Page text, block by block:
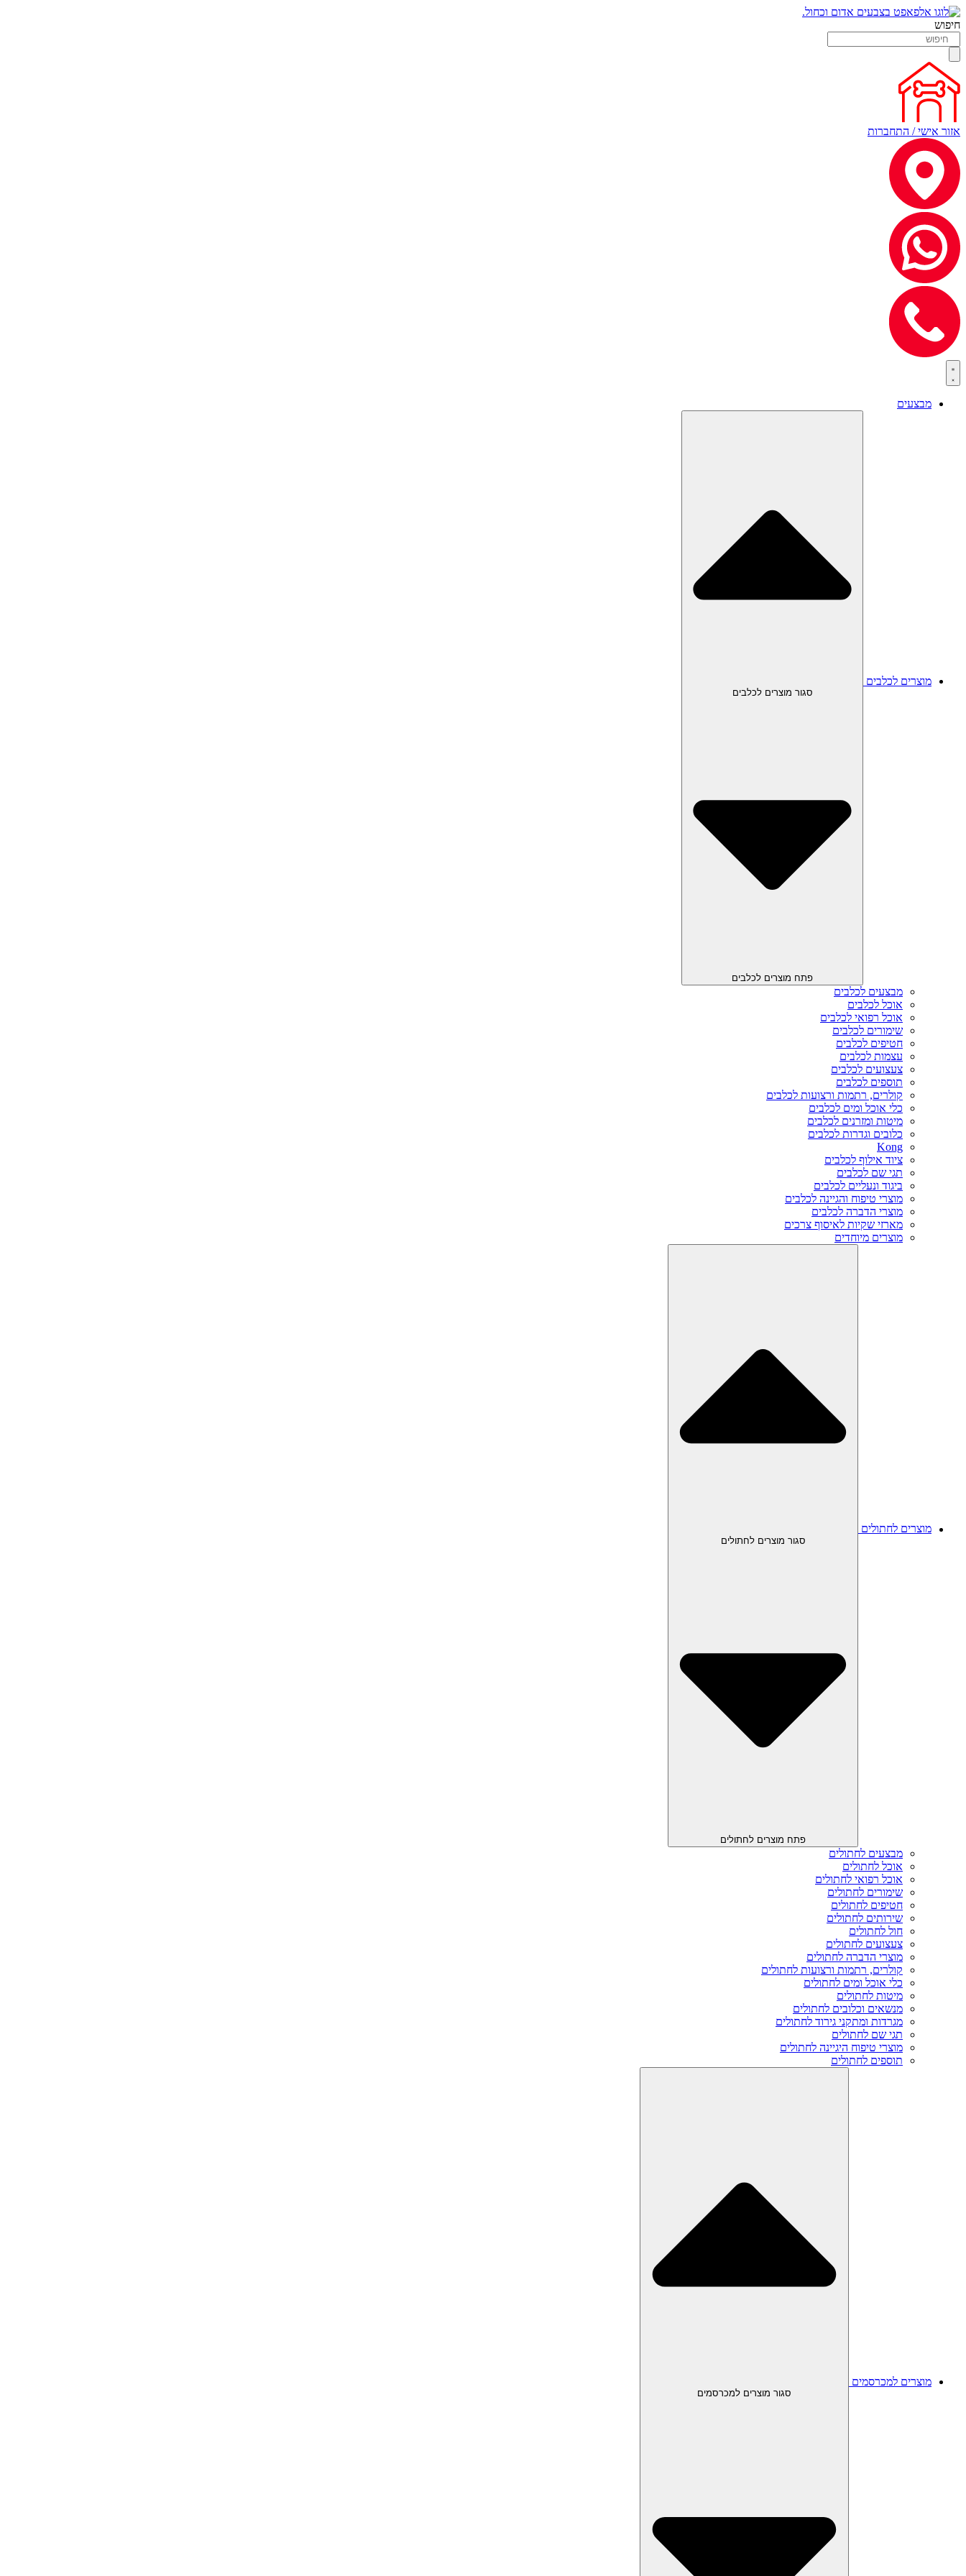
חיפוש
אזור אישי / התחברות
מבצעים
מוצרים לכלבים
סגור מוצרים לכלבים
פתח מוצרים לכלבים
מבצעים לכלבים
אוכל לכלבים
אוכל רפואי לכלבים
שימורים לכלבים
חטיפים לכלבים
עצמות לכלבים
צעצועים לכלבים
תוספים לכלבים
קולרים, רתמות ורצועות לכלבים
כלי אוכל ומים לכלבים
מיטות ומזרנים לכלבים
כלובים וגדרות לכלבים
Kong
ציוד אילוף לכלבים
תגי שם לכלבים
ביגוד ונעליים לכלבים
מוצרי טיפוח והגיינה לכלבים
מוצרי הדברה לכלבים
מארזי שקיות לאיסוף צרכים
מוצרים מיוחדים
מוצרים לחתולים
סגור מוצרים לחתולים
פתח מוצרים לחתולים
מבצעים לחתולים
אוכל לחתולים
אוכל רפואי לחתולים
שימורים לחתולים
חטיפים לחתולים
שירותים לחתולים
חול לחתולים
צעצועים לחתולים
מוצרי הדברה לחתולים
קולרים, רתמות ורצועות לחתולים
כלי אוכל ומים לחתולים
מיטות לחתולים
מנשאים וכלובים לחתולים
מגרדות ומתקני גירוד לחתולים
תגי שם לחתולים
מוצרי טיפוח היגיינה לחתולים
תוספים לחתולים
מוצרים למכרסמים
סגור מוצרים למכרסמים